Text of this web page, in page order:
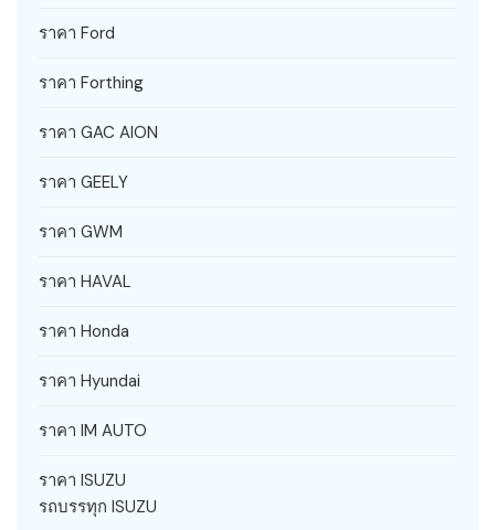
ราคา Ford
ราคา Forthing
ราคา GAC AION
ราคา GEELY
ราคา GWM
ราคา HAVAL
ราคา Honda
ราคา Hyundai
ราคา IM AUTO
ราคา ISUZU
รถบรรทุก ISUZU